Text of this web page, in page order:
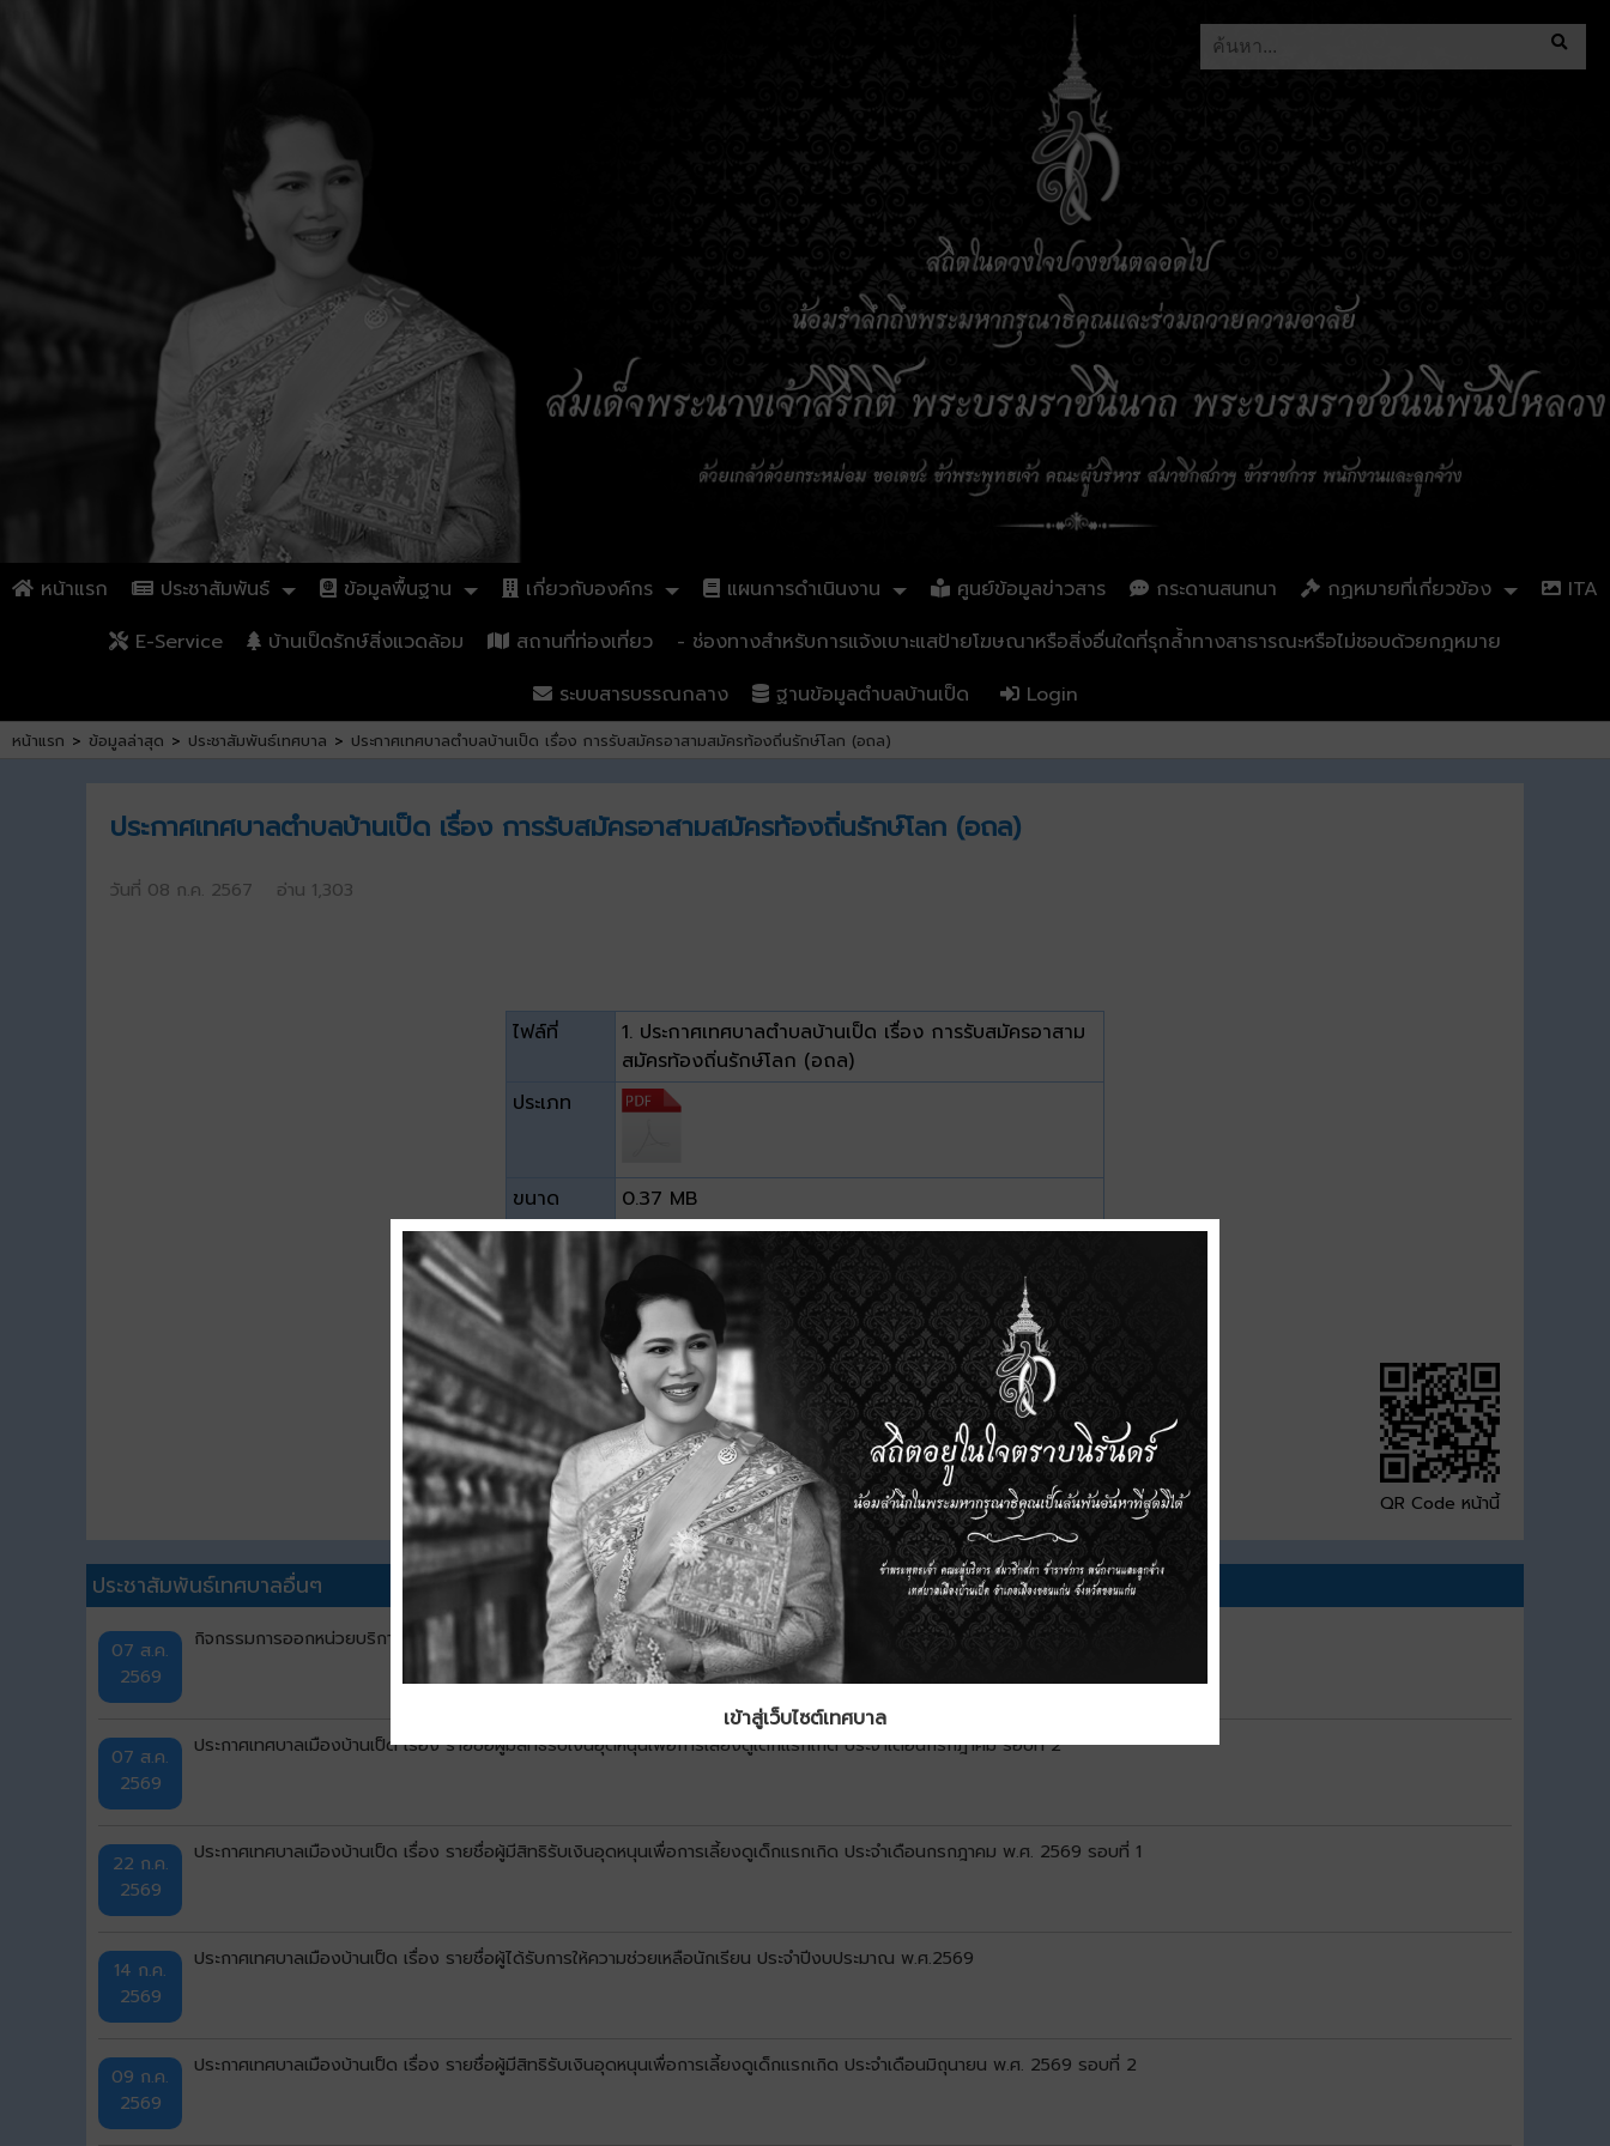
หน้าแรก ประชาสัมพันธ์ ข้อมูลพื้นฐาน เกี่ยวกับองค์กร แผนการดำเนินงาน ศูนย์ข้อมูลข่าวสาร กระดานสนทนา กฏหมายที่เกี่ยวข้อง
ITA
E-Service
บ้านเป็ดรักษ์สิ่งแวดล้อม สถานที่ท่องเที่ยว
- ช่องทางสำหรับการแจ้งเบาะแสป้ายโฆษณาหรือสิ่งอื่นใดที่รุกล้ำทางสาธารณะหรือไม่ชอบด้วยกฎหมาย
ระบบสารบรรณกลาง
ฐานข้อมูลตำบลบ้านเป็ด Login
หน้าแรก > ข้อมูลล่าสุด > ประชาสัมพันธ์เทศบาล > ประกาศเทศบาลตำบลบ้านเป็ด เรื่อง การรับสมัครอาสามสมัครท้องถิ่นรักษ์โลก (อถล)
ประกาศเทศบาลตำบลบ้านเป็ด เรื่อง การรับสมัครอาสามสมัครท้องถิ่นรักษ์โลก (อถล)
วันที่ 08 ก.ค. 2567 อ่าน 1,303
ไฟล์ที่
1. ประกาศเทศบาลตำบลบ้านเป็ด เรื่อง การรับสมัครอาสาม
สมัครท้องถิ่นรักษ์โลก (อถล)
ประเภท
ขนาด
0.37 MB
ดาวน์โหลด
QR Code หน้านี้
ประชาสัมพันธ์เทศบาลอื่นๆ
07 ส.ค.
2569
กิจกรรมการออกหน่วยบริการ "ศูนย์สร้างสุข" ครั้งที่ 1
07 ส.ค.
2569
ประกาศเทศบาลเมืองบ้านเป็ด เรื่อง รายชื่อผู้มีสิทธิรับเงินอุดหนุนเพื่อการเลี้ยงดูเด็กแรกเกิด ประจำเดือนกรกฎาคม รอบที่ 2
22 ก.ค.
2569
ประกาศเทศบาลเมืองบ้านเป็ด เรื่อง รายชื่อผู้มีสิทธิรับเงินอุดหนุนเพื่อการเลี้ยงดูเด็กแรกเกิด ประจำเดือนกรกฎาคม พ.ศ. 2569 รอบที่ 1
14 ก.ค.
2569
ประกาศเทศบาลเมืองบ้านเป็ด เรื่อง รายชื่อผู้ได้รับการให้ความช่วยเหลือนักเรียน ประจำปีงบประมาณ พ.ศ.2569
09 ก.ค.
2569
ประกาศเทศบาลเมืองบ้านเป็ด เรื่อง รายชื่อผู้มีสิทธิรับเงินอุดหนุนเพื่อการเลี้ยงดูเด็กแรกเกิด ประจำเดือนมิถุนายน พ.ศ. 2569 รอบที่ 2
เข้าสู่เว็บไซต์เทศบาล